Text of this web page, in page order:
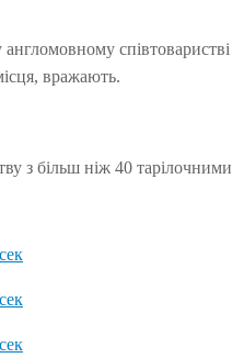
вражають.
з більш ніж 40